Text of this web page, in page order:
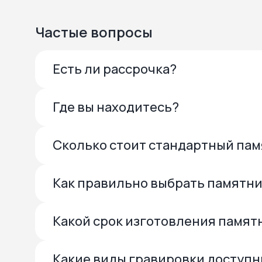
Частые вопросы
Есть ли рассрочка?
Где вы находитесь?
Сколько стоит стандартный
Как правильно выбрать
Какой срок изготовления